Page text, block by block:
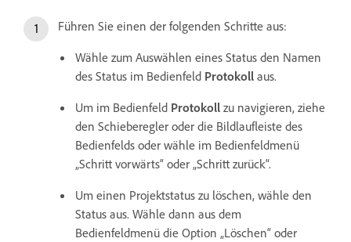
Führen Sie einen der folgenden Schritte aus:
Wähle zum Auswählen eines Status den Namen
des Status im Bedienfeld Protokoll aus.
Um im Bedienfeld Protokoll zu navigieren, ziehe
den Schieberegler oder die Bildlaufleiste des
Bedienfelds oder wähle im Bedienfeldmenü
„Schritt vorwärts“ oder „Schritt zurück“.
Um einen Projektstatus zu löschen, wähle den
Status aus. Wähle dann aus dem
Bedienfeldmenü die Option „Löschen“ oder